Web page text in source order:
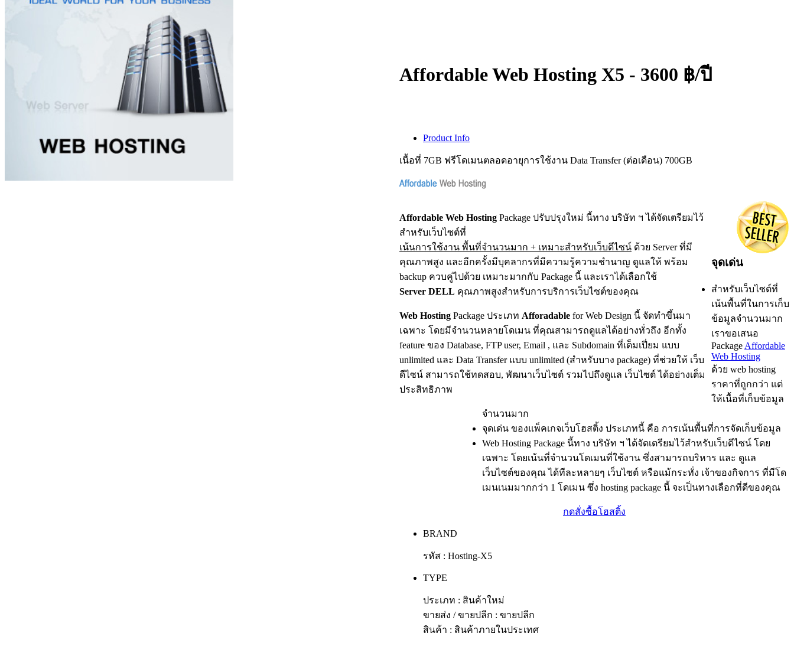
Affordable Web Hosting X5 - 3600 ฿/ปี
Product Info
เนื้อที่ 7GB ฟรีโดเมนตลอดอายุการใช้งาน Data Transfer (ต่อเดือน) 700GB
Affordable Web Hosting Package ปรับปรุงใหม่ นี้ทาง บริษัท ฯ ได้จัดเตรียมไว้
สำหรับเว็บไซต์ที่
เน้นการใช้งาน พื้นที่จำนวนมาก + เหมาะสำหรับเว็บดีไซน์ ด้วย Server ที่มี
คุณภาพสูง และอีกครั้งมีบุคลากรที่มีความรู้ความชำนาญ ดูแลให้ พร้อม
backup ควบคู่ไปด้วย เหมาะมากกับ Package นี้ และเราได้เลือกใช้
Server DELL คุณภาพสูงสำหรับการบริการเว็บไซต์ของคุณ
Web Hosting Package ประเภท Afforadable for Web Design นี้ จัดทำขึ้นมา
เฉพาะ โดยมีจำนวนหลายโดเมน ที่คุณสามารถดูแลได้อย่างทั่วถึง อีกทั้ง
feature ของ Database, FTP user, Email , และ Subdomain ที่เต็มเปี่ยม แบบ
unlimited และ Data Transfer แบบ unlimited (สำหรับบาง package) ที่ช่วยให้ เว็บ
ดีไซน์ สามารถใช้ทดสอบ, พัฒนาเว็บไซต์ รวมไปถึงดูแล เว็บไซต์ ได้อย่างเต็ม
ประสิทธิภาพ
จุดเด่น
สำหรับเว็บไซต์ที่
เน้นพื้นที่ในการเก็บ
ข้อมูลจำนวนมาก
เราขอเสนอ
Package Affordable
Web Hosting
ด้วย web hosting
ราคาที่ถูกกว่า แต่
ให้เนื้อที่เก็บข้อมูล
จำนวนมาก
จุดเด่น ของแพ็คเกจเว็บโฮสติ้ง ประเภทนี้ คือ การเน้นพื้นที่การจัดเก็บข้อมูล
Web Hosting Package นี้ทาง บริษัท ฯ ได้จัดเตรียมไว้สำหรับเว็บดีไซน์ โดย
เฉพาะ โดยเน้นที่จำนวนโดเมนที่ใช้งาน ซึ่งสามารถบริหาร และ ดูแล
เว็บไซต์ของคุณ ได้ทีละหลายๆ เว็บไซต์ หรือแม้กระทั่ง เจ้าของกิจการ ที่มีโด
เมนเนมมากกว่า 1 โดเมน ซึ่ง hosting package นี้ จะเป็นทางเลือกที่ดีของคุณ
กดสั่งซื้อโฮสติ้ง
BRAND
รหัส : Hosting-X5
TYPE
ประเภท : สินค้าใหม่
ขายส่ง / ขายปลีก : ขายปลีก
สินค้า : สินค้าภายในประเทศ